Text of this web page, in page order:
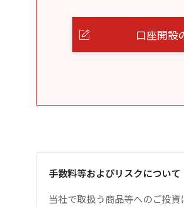
口座開設
手数料等およびリスクについて
当社で取扱う商品等へのご投